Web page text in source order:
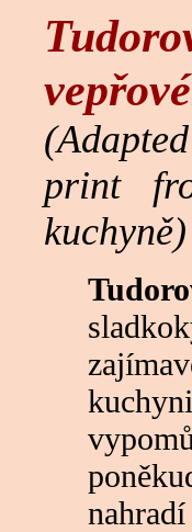
print
kuchyně)